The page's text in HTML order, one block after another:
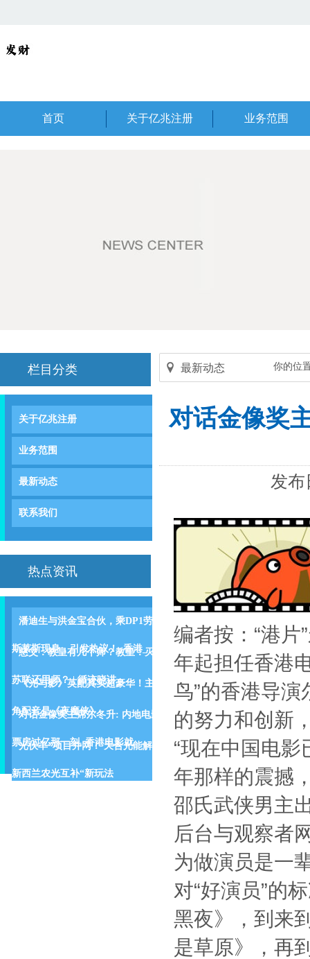
首页 关于亿兆注册 业务范围
栏目分类
关于亿兆注册
业务范围
最新动态
联系我们
热点资讯
潘迪生与洪金宝合伙，乘DP1劳
斯莱斯现身，引发热议！_香港_
慈父：教皇有几个师？教皇：灭
苏联还用师？ | 循迹晓讲
《光与影》英配其实超豪华！主
角配音是《夜魔侠》
对话金像奖主席尔冬升: 内地电影
票房过亿那一刻, 香港电影就
光伏羊”项目并网！ 天合光能解锁
新西兰农光互补“新玩法
你的位
最新动态
对话金像奖
发
编者按：“港
年起担任香港
鸟”的香港导
的努力和创新
“现在中国电
年那样的震撼
邵氏武侠男主
后台与观察者
为做演员是一
对“好演员”的
黑夜》，到来
是草原》，再